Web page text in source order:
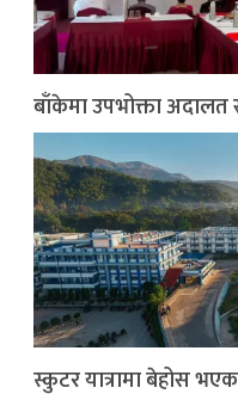
बाँकेमा उपभोक्ता अदालत
स्कुटर यात्रामा बेहोस